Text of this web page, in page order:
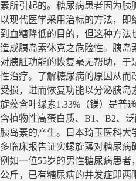
素所引起的。糖尿病患者因为胰
以现代医学采用治标的方法，即
到血糖降低的目的，但这种方法
造成胰岛素休克之危险性。胰岛
对胰脏功能的恢复毫无帮助，于
性治疗。了解糖尿病的原因从而
受损，进而恢复功能以分泌胰岛
旋藻含叶绿素1.33%（镁）是普
含植物性高蛋白质、B1、B2、
胰岛素的产生。日本琦玉医科大
多临床报告证实螺旋藻对糖尿病
例如一位55岁的男性糖尿病患者
公斤，已有糖尿病的并发症即两